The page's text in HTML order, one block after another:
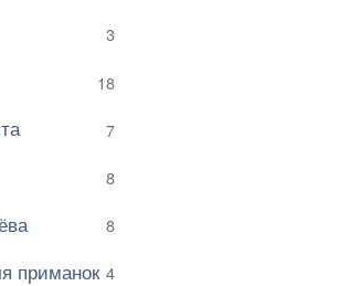
3
18
7
8
8
приманок 4